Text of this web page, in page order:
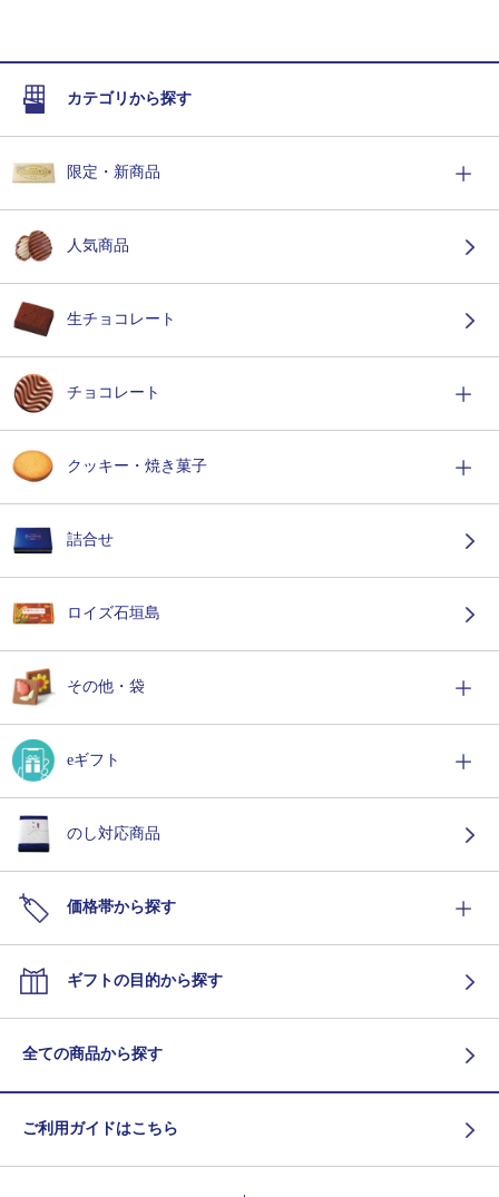
カテゴリから探す
限定・新商品
人気商品
生チョコレート
チョコレート
クッキー・焼き菓子
詰合せ
ロイズ石垣島
その他・袋
eギフト
のし対応商品
価格帯から探す
ギフトの目的から探す
全ての商品から探す
ご利用ガイドはこちら